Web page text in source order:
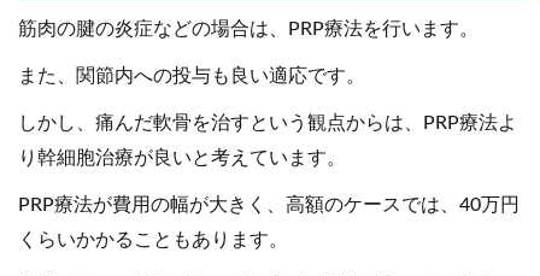
筋肉の腱の炎症などの場合は、PRP療法を行います。
また、関節内への投与も良い適応です。
しかし、痛んだ軟骨を治すという観点からは、PRP療法よ
り幹細胞治療が良いと考えています。
PRP療法が費用の幅が大きく、高額のケースでは、40万円
くらいかかることもあります。